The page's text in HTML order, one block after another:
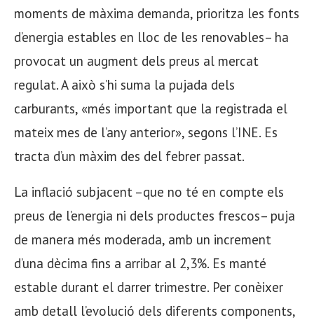
moments de màxima demanda, prioritza les fonts
d’energia estables en lloc de les renovables– ha
provocat un augment dels preus al mercat
regulat. A això s’hi suma la pujada dels
carburants, «més important que la registrada el
mateix mes de l’any anterior», segons l’INE. Es
tracta d’un màxim des del febrer passat.
La inflació subjacent –que no té en compte els
preus de l’energia ni dels productes frescos– puja
de manera més moderada, amb un increment
d’una dècima fins a arribar al 2,3%. Es manté
estable durant el darrer trimestre. Per conèixer
amb detall l’evolució dels diferents components,